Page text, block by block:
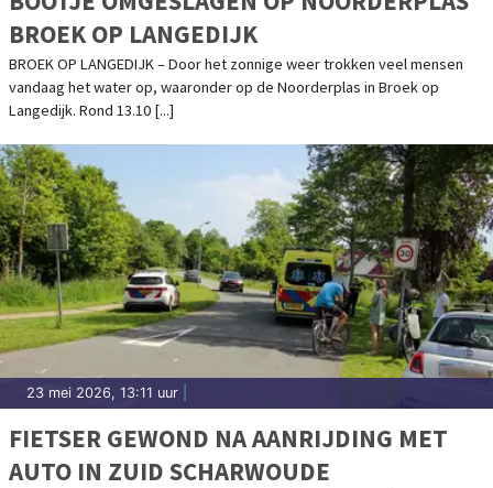
BROEK OP LANGEDIJK
BROEK OP LANGEDIJK – Door het zonnige weer trokken veel mensen
vandaag het water op, waaronder op de Noorderplas in Broek op
Langedijk. Rond 13.10 [...]
23 mei 2026, 13:11 uur
FIETSER GEWOND NA AANRIJDING MET
AUTO IN ZUID SCHARWOUDE